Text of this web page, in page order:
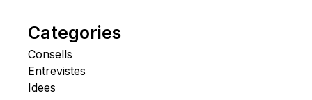
Categories
Consells
Entrevistes
Idees